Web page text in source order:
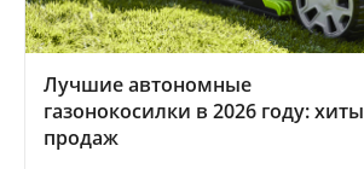
Лучшие автономные
газонокосилки в 2026 году: хиты
продаж